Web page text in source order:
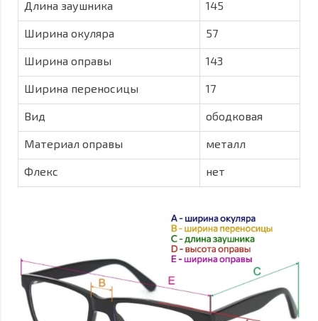
Длина заушника 145
Ширина окуляра 57
Ширина оправы 143
Ширина переносицы 17
Вид ободковая
Материал оправы металл
Флекс нет